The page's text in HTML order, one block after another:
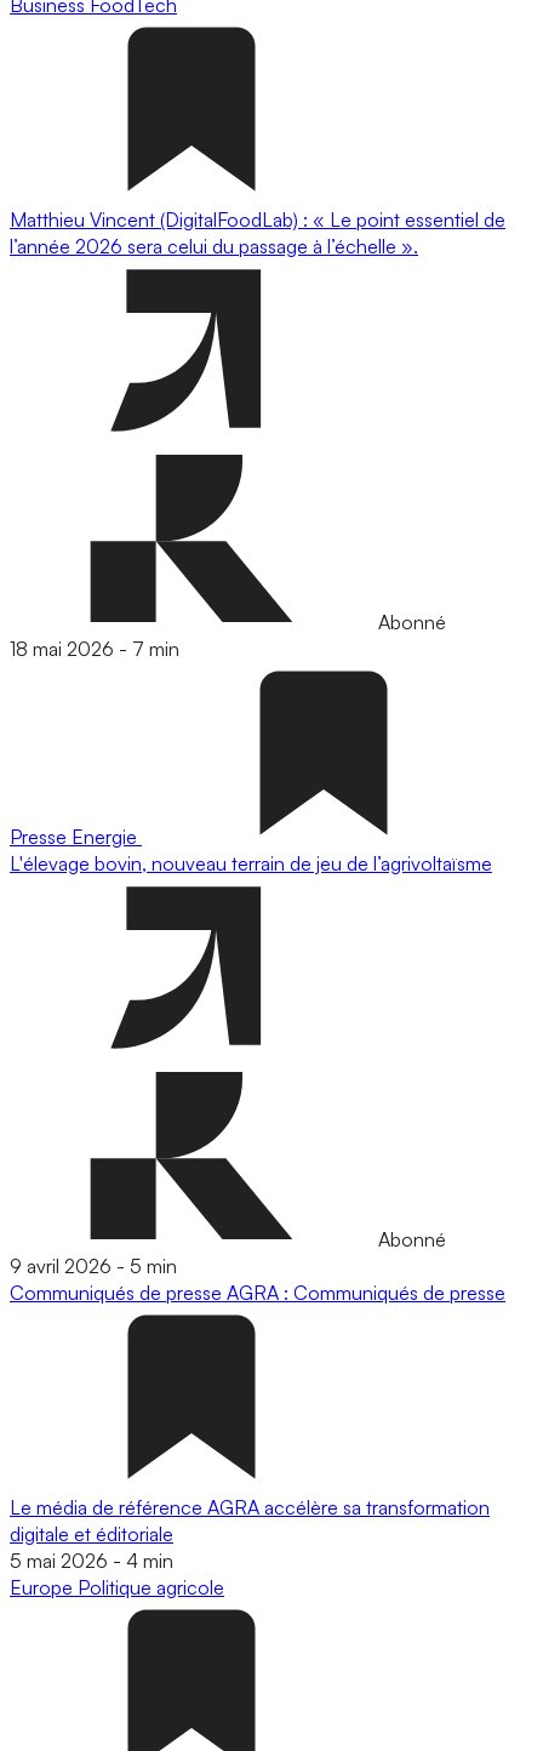
Matthieu Vincent (DigitalFoodLab) : « Le point essentiel de
l’année 2026 sera celui du passage à l’échelle ».
Abonné
18 mai 2026 - 7 min
Presse Energie
L'élevage bovin, nouveau terrain de jeu de l’agrivoltaïsme
Abonné
9 avril 2026 - 5 min
Communiqués de presse AGRA : Communiqués de presse
Le média de référence AGRA accélère sa transformation
digitale et éditoriale
5 mai 2026 - 4 min
Europe Politique agricole